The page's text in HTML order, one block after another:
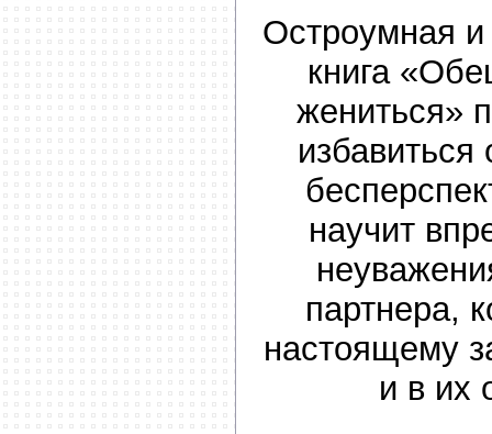
Остроумная и
книга
жениться»
научит
партнера,
настоящему
и в их